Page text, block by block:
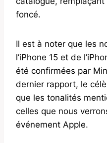
foncé.
Il est à noter que les
l’iPhone 15 et de
été confirmées par
dernier rapport, le
que les tonalités
celles que nous
événement Apple.